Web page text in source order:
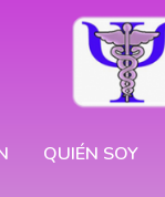
QUIÉN SOY